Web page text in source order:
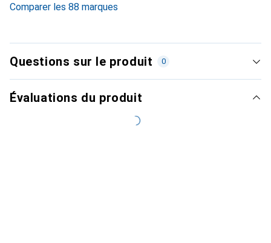
Comparer les 88 marques
Questions sur le produit 0
Évaluations du produit